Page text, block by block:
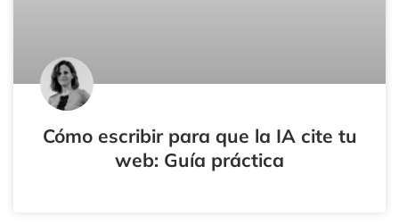
Cómo escribir para que la IA cite tu
web: Guía práctica